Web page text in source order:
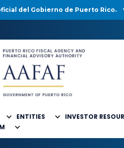
del Gobierno de Puerto Rico.
ENTITIES INVESTOR